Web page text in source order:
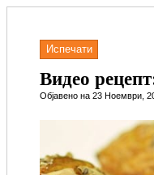
Испечати
Видео
Објавено на 23 Ноември,